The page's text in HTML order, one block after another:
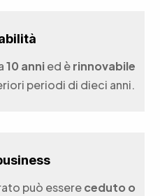
10 annied èrinnovabile
periodi di dieci anni.
può essereceduto o